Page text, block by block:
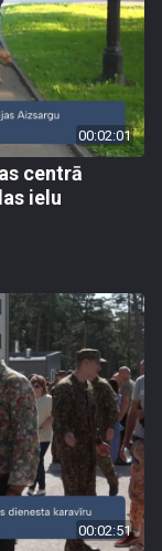
00:02:01
centrā
ielu
00:02:51